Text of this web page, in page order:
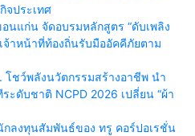
จประเทศ
นแก่น จัดอบรมหลักสูตร “ดับเพลิง
าหน้าที่ท้องถิ่นรับมืออัคคีภัยตาม
โชว์พลังนวัตกรรมสร้างอาชีพ นำ
ะดับชาติ NCPD 2026 เปลี่ยน “ผ้า
กลงทุนสัมพันธ์ของ ทรู คอร์ปอเรชั่น